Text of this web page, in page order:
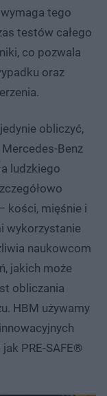
tego
testów całego
co pozwala
oraz
obliczyć,
Benz
ludzkiego
kości, mięśnie i
wykorzystanie
naukowcom
jakich może
obliczania
HBM używamy
PRE-SAFE®